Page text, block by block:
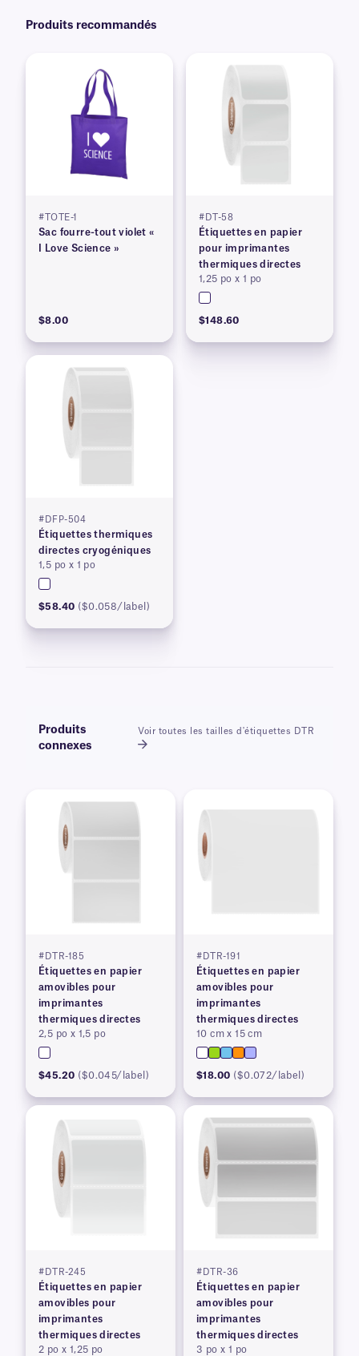
Produits recommandés
#TOTE-1
Sac fourre-tout violet «
I Love Science »
$8.00
#DT-58
Étiquettes en papier
pour imprimantes
thermiques directes
1,25 po x 1 po
$148.60
#DFP-504
Étiquettes thermiques
directes cryogéniques
1,5 po x 1 po
$58.40 ($0.058/label)
Produits
connexes
Voir toutes les tailles d'étiquettes DTR
#DTR-185
Étiquettes en papier
amovibles pour
imprimantes
thermiques directes
2,5 po x 1,5 po
$45.20 ($0.045/label)
#DTR-191
Étiquettes en papier
amovibles pour
imprimantes
thermiques directes
10 cm x 15 cm
$18.00 ($0.072/label)
#DTR-245
Étiquettes en papier
amovibles pour
imprimantes
thermiques directes
2 po x 1,25 po
#DTR-36
Étiquettes en papier
amovibles pour
imprimantes
thermiques directes
3 po x 1 po